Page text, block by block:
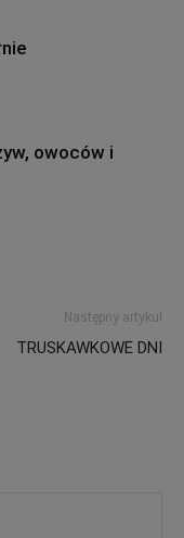
owoców i
Następny artykuł
TRUSKAWKOWE DNI